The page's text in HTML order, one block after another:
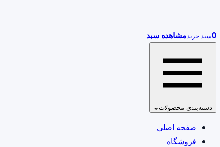
0سبد خریدمشاهده سبد
دسته‌بندی محصولات⌄
صفحه اصلی
فروشگاه